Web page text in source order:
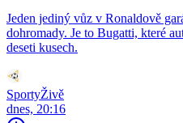
Jeden jediný vůz v Ronaldově
dohromady. Je to Bugatti, které
deseti kusech.
SportyŽivě
dnes, 20:16